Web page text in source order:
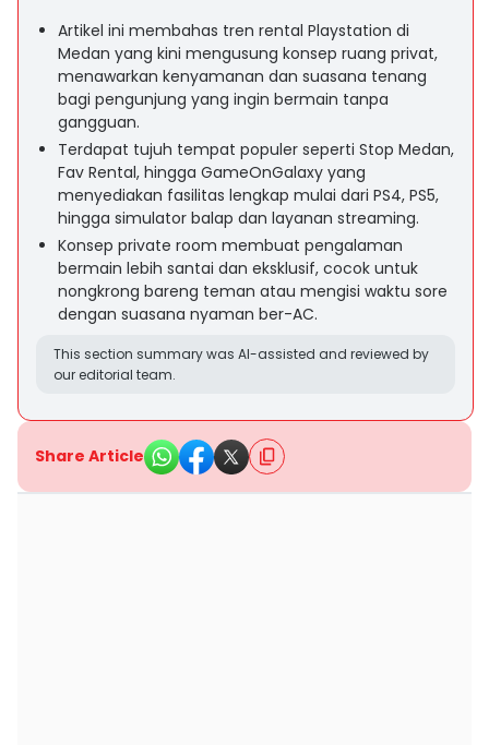
Artikel ini membahas tren rental Playstation di
Medan yang kini mengusung konsep ruang privat,
menawarkan kenyamanan dan suasana tenang
bagi pengunjung yang ingin bermain tanpa
gangguan.
Terdapat tujuh tempat populer seperti Stop Medan,
Fav Rental, hingga GameOnGalaxy yang
menyediakan fasilitas lengkap mulai dari PS4, PS5,
hingga simulator balap dan layanan streaming.
Konsep private room membuat pengalaman
bermain lebih santai dan eksklusif, cocok untuk
nongkrong bareng teman atau mengisi waktu sore
dengan suasana nyaman ber-AC.
This section summary was AI-assisted and reviewed by
our editorial team.
Share Article